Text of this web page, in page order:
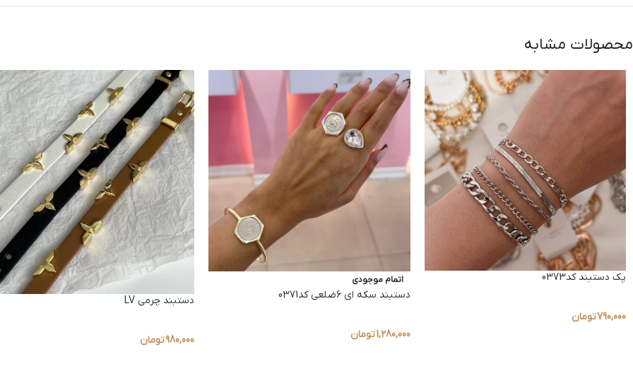
محصولات مشابه
پک دستبند کد0373
790,000تومان
اتمام موجودی
دستبند سکه ای 6ضلعی کد0371
1,280,000تومان
دستبند چرمی LV
980,000تومان